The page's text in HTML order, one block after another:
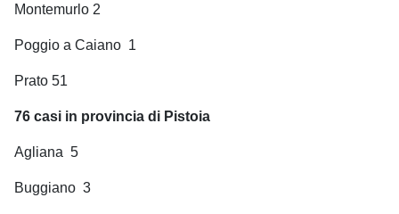
Montemurlo 2
Poggio a Caiano 1
Prato 51
76 casi in provincia di Pistoia
Agliana 5
Buggiano 3